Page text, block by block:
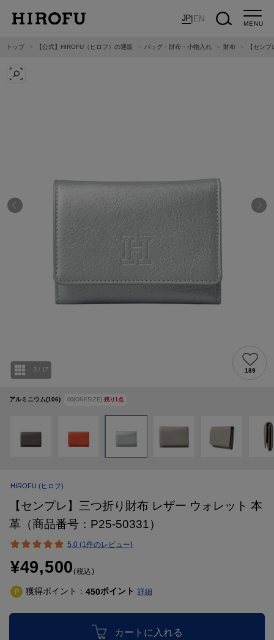
JP|EN
MENU
トップ 【公式】HIROFU（ヒロフ）の通販 バッグ・財布・小物入れ 財布 【セン
アルミニウム(106) 00(ONESIZE) 残り 1 点
3 / 17 189
HIROFU (ヒロフ)
【センプレ】三つ折り財布 レザー ウォレット 本
革（商品番号：P25-50331）
5.0 (1件のレビュー)
¥49,500(税込)
獲得ポイント： 450ポイント 詳細
カートに入れる